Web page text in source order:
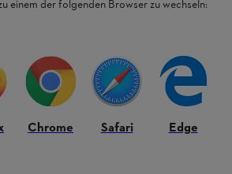
SNR 38 (H: 37, M: 37, L: 34)
in der Gebrauchsanleitung Ihres STIHL
einem der folgenden Browser zu wechseln:
Chrome Safari Edge